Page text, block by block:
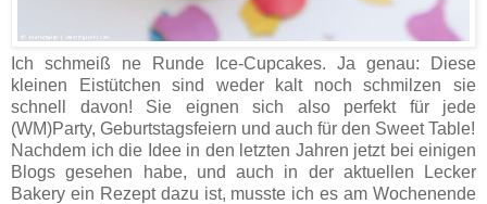
Ich schmeiß ne Runde Ice-Cupcakes. Ja genau: Diese
kleinen Eistütchen sind weder kalt noch schmilzen sie
schnell davon! Sie eignen sich also perfekt für jede
(WM)Party, Geburtstagsfeiern und auch für den Sweet Table!
Nachdem ich die Idee in den letzten Jahren jetzt bei einigen
Blogs gesehen habe, und auch in der aktuellen Lecker
Bakery ein Rezept dazu ist, musste ich es am Wochenende